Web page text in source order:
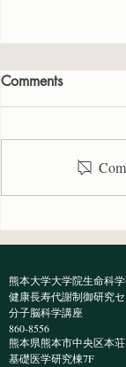
受理されまし
Comments
熊本大学大学院生命科学
健康長寿代謝制御研究
分子脳科学講座
860-8556
熊本県熊本市中央区本荘
​基礎医学研究棟7F